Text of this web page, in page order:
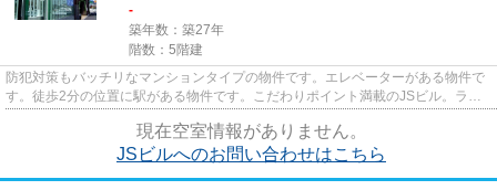
-
築年数：築27年
階数：5階建
防犯対策もバッチリなマンションタイプの物件です。エレベーターがある物件で
す。徒歩2分の位置に駅がある物件です。こだわりポイント満載のJSビル。ライ
現在空室情報がありません。
JSビルへのお問い合わせはこちら